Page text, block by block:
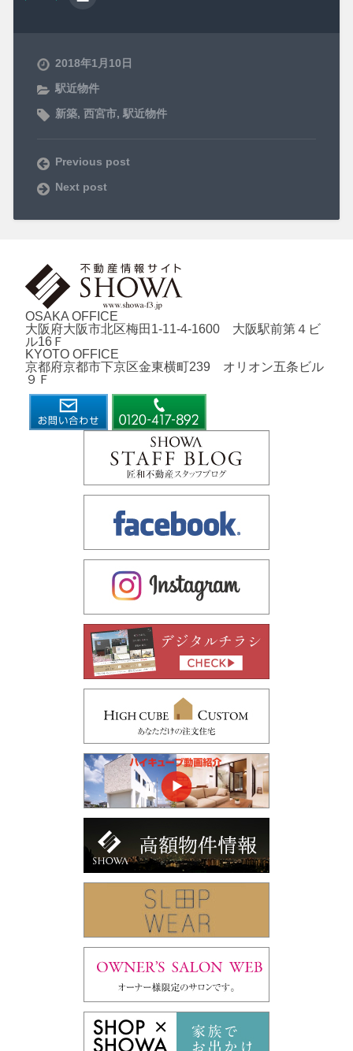
2018年1月10日
駅近物件
新築, 西宮市, 駅近物件
Previous post
Next post
OSAKA OFFICE
大阪府大阪市北区梅田1-11-4-1600 大阪駅前第４ビ
ル16Ｆ
KYOTO OFFICE
京都府京都市下京区金東横町239 オリオン五条ビル
９Ｆ